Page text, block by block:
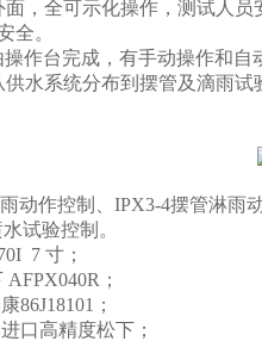
，全可示化操作，测试人
全。
作台完成，有手动操作和自
供水系统分布到摆管及滴雨
动作控制、IPX3-4摆管淋雨
试验控制。
7 寸；
；
86J18101；
口高精度松下；